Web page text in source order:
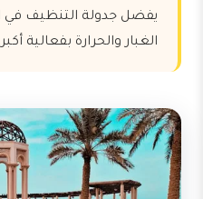
يفضل جدولة التنظيف في
الغبار والحرارة بفعالية أكبر.